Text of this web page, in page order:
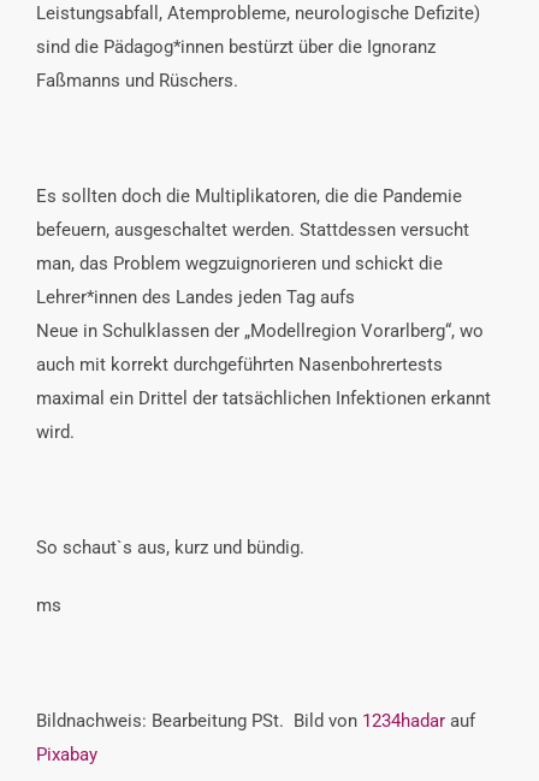
Leistungsabfall, Atemprobleme, neurologische Defizite)
sind die Pädagog*innen bestürzt über die Ignoranz
Faßmanns und Rüschers.
Es sollten doch die Multiplikatoren, die die Pandemie
befeuern, ausgeschaltet werden. Stattdessen versucht
man, das Problem wegzuignorieren und schickt die
Lehrer*innen des Landes jeden Tag aufs
Neue in Schulklassen der „Modellregion Vorarlberg“, wo
auch mit korrekt durchgeführten Nasenbohrertests
maximal ein Drittel der tatsächlichen Infektionen erkannt
wird.
So schaut`s aus, kurz und bündig.
ms
Bildnachweis: Bearbeitung PSt. Bild von 1234hadar auf
Pixabay